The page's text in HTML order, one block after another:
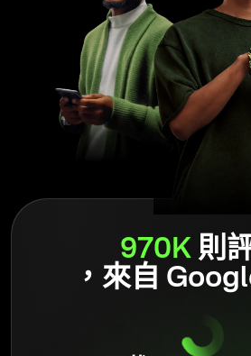
在過去十年中，Olymptrade 致力於打
壯成長的環境，始終將交易者的需求放
進化，不斷推出全新功能，協助交易者
持。對於尋找真正關心自身成長與福祉
Olymptrade 是值得信賴且可靠的選擇。
過去十年來，Olymptrade 一直是市場
多年來，它已發展成為一個為交易者在
支援、教育與洞見的平台。憑藉其可靠
萬計的新手交易者得以進入市場。
970K 則
，來自